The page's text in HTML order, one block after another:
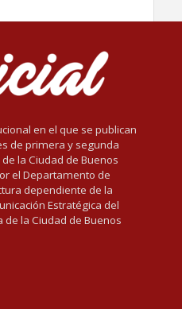
en el que se publican
de primera y segunda
la Ciudad de Buenos
el Departamento de
dependiente de la
Estratégica del
la Ciudad de Buenos